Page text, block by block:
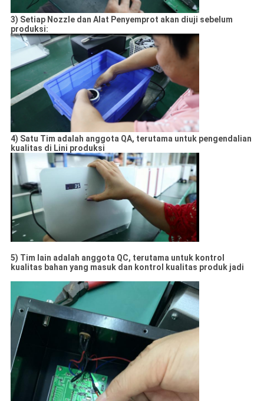
3) Setiap Nozzle dan Alat Penyemprot akan diuji sebelum
produksi:
4) Satu Tim adalah anggota QA, terutama untuk pengendalian
kualitas di Lini produksi
5) Tim lain adalah anggota QC, terutama untuk kontrol
kualitas bahan yang masuk dan kontrol kualitas produk jadi